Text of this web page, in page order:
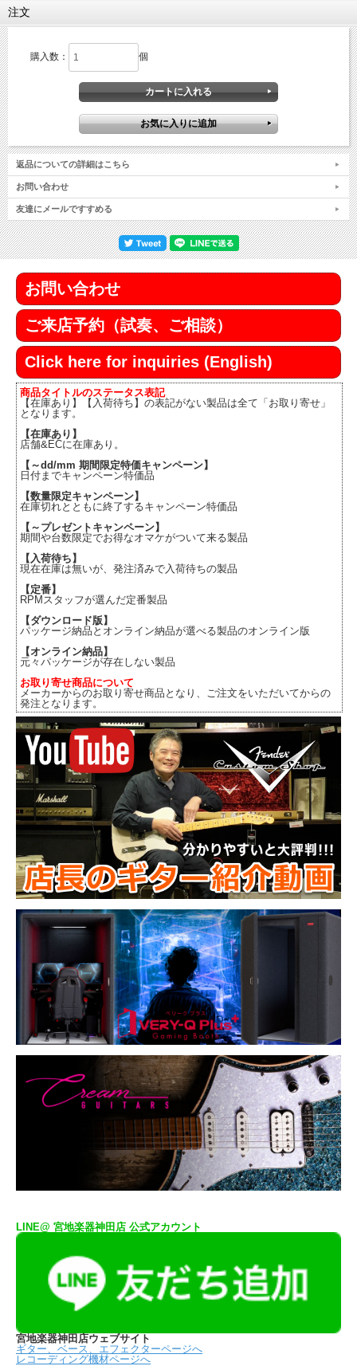
注文
購入数： 個
返品についての詳細はこちら
お問い合わせ
友達にメールですすめる
お問い合わせ
ご来店予約（試奏、ご相談）
Click here for inquiries (English)
商品タイトルのステータス表記
【在庫あり】【入荷待ち】の表記がない製品は全て「お取り寄せ」
となります。
【在庫あり】
店舗&ECに在庫あり。
【～dd/mm 期間限定特価キャンペーン】
日付までキャンペーン特価品
【数量限定キャンペーン】
在庫切れとともに終了するキャンペーン特価品
【～プレゼントキャンペーン】
期間や台数限定でお得なオマケがついて来る製品
【入荷待ち】
現在在庫は無いが、発注済みで入荷待ちの製品
【定番】
RPMスタッフが選んだ定番製品
【ダウンロード版】
パッケージ納品とオンライン納品が選べる製品のオンライン版
【オンライン納品】
元々パッケージが存在しない製品
お取り寄せ商品について
メーカーからのお取り寄せ商品となり、ご注文をいただいてからの
発注となります。
LINE@ 宮地楽器神田店 公式アカウント
宮地楽器神田店ウェブサイト
ギター、ベース、エフェクターページへ
レコーディング機材ページへ